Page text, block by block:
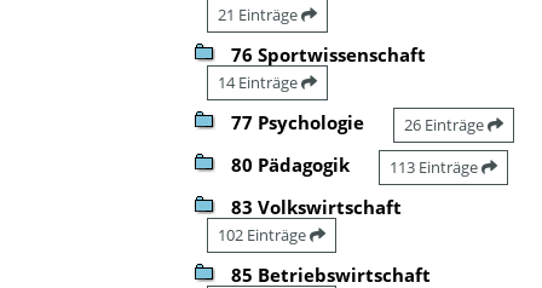
21 Einträge
76 Sportwissenschaft
14 Einträge
77 Psychologie 26 Einträge
80 Pädagogik 113 Einträge
83 Volkswirtschaft
102 Einträge
85 Betriebswirtschaft